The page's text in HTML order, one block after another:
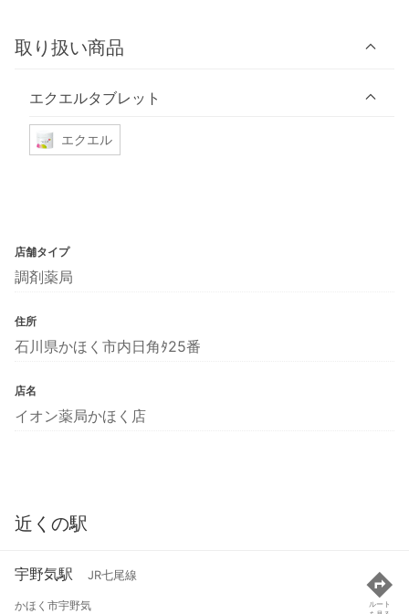
取り扱い商品
エクエルタブレット
エクエル
店舗タイプ
調剤薬局
住所
石川県かほく市内日角ﾀ25番
店名
イオン薬局かほく店
近くの駅
宇野気駅 JR七尾線
かほく市宇野気
ルート